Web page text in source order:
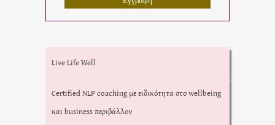
Live Life Well
Certified NLP coaching με ειδικότητα στο wellbeing
και business περιβάλλον